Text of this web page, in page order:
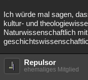
Ich würde mal sagen,
kultur- und
Naturwissenschaftlich
Repulsor
ehemaliges Mitglied